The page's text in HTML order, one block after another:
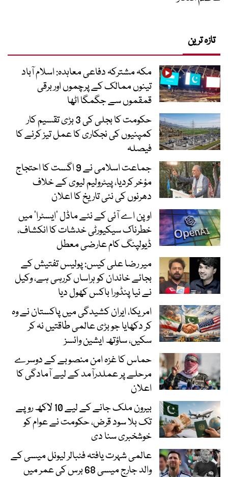
تازہ ترین
مکہ مشترکہ دفاعی معاہدہ: اسلام آباد
تینوں ممالک کے پرچموں اور برقی
قمقموں سے جگمگا اٹھا
حکومت کا بجلی کی 3 بڑی تقسیم کار
کمپنیوں کی نجکاری کا عمل تیز کرنے کا
فیصلہ
جماعت اسلامی نے 9 اگست کا احتجاج
مؤخر کردیا، پیٹرولیم لیوی کے خلاف
دھرنوں کی نئی تاریخ کا اعلان
اوپن اے آئی کے نئے ماڈل ’ایسٹرا‘ میں
خطرناک سیکیورٹی خدشات کا انکشاف،
ڈیولپنگ کام عارضی معطل
میر رضا علی کیس: پولیس تفتیش کے
بجائے خاندان کو ہراساں کررہی ہے، وکیل
نے نیا پنڈورا باکس کھول دیا
امریکا، ایران کشیدگی میں پاکستان نے وہ
کر دکھایا جو بڑی عالمی طاقتیں نہ کر
سکیں، ساؤتھ ایشین وائسز
حماس کا غزہ امن منصوبے کے دوسرے
مرحلے پر عملدرآمد کے لیے آمادگی کا
اعلان
بیرون ملک جانے کے لیے 10 لاکھ روپے
تک بلا سود قرض، حکومت نے عوام کو
خوشخبری سنا دی
عالمی شہرت یافتہ فٹبالر لیونل میسی کے
والد جارج میسی 68 برس کی عمر میں